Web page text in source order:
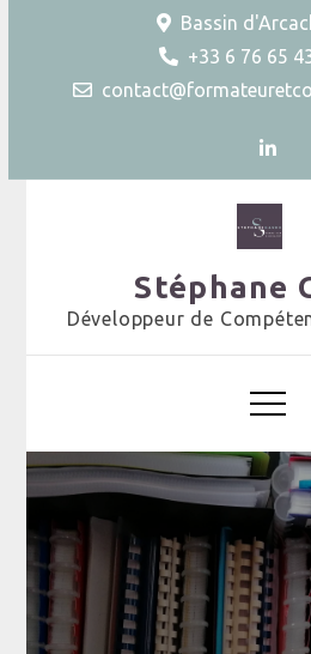
content
Bassin
+33 6 76 65
Stéphane
Développeur de